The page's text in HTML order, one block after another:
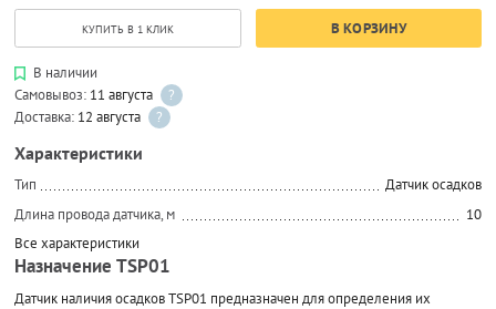
КУПИТЬ В 1 КЛИК В КОРЗИНУ
В наличии
Самовывоз: 11 августа
?
Доставка: 12 августа ?
Характеристики
Тип
Датчик осадков
Длина провода датчика, м
10
Все характеристики
Назначение TSP01
Датчик наличия осадков TSP01 предназначен для определения их